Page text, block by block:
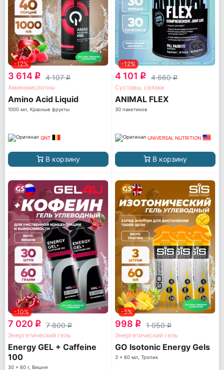
-12%
3 614 q 4 107q
Аминокислотны
Amino Acid Liquid
1000 мл, Красные фрукты
QNT
В корзину
-12%
4 101 q 4 660q
Суставы, связки
ANIMAL FLEX
30 пакетиков
UNIVERSAL NUTRITION
В корзину
-10%
7 020 q 7 800q
Энергетический гель
Energy GEL + Caffeine
100
30 x 60 г, Вишня
-5%
998 q 1 050q
Энергетический гель
GO Isotonic Energy Gels
3 x 60 мл, Тропик